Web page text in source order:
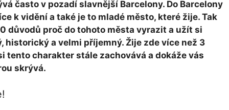
často v pozadí slavnější Barcelony. Do Barcelony
k vidění a také je to mladé město, které žije. Tak
důvodů proč do tohoto města vyrazit a užít si
a velmi příjemný. Žije zde více než 3
tento charakter stále zachovává a dokáže vás
skrývá.